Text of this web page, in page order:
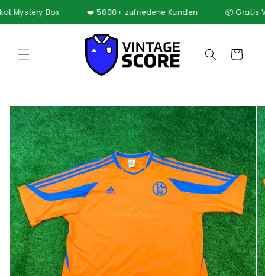
zum
Inhalt
Box❤️ 5000+ zufriedene Kunden📦 Gratis
Warenkorb